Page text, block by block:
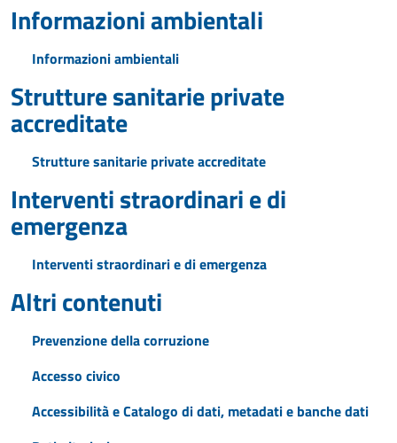
Informazioni ambientali
Informazioni ambientali
Strutture sanitarie private
accreditate
Strutture sanitarie private accreditate
Interventi straordinari e di
emergenza
Interventi straordinari e di emergenza
Altri contenuti
Prevenzione della corruzione
Accesso civico
Accessibilità e Catalogo di dati, metadati e banche dati